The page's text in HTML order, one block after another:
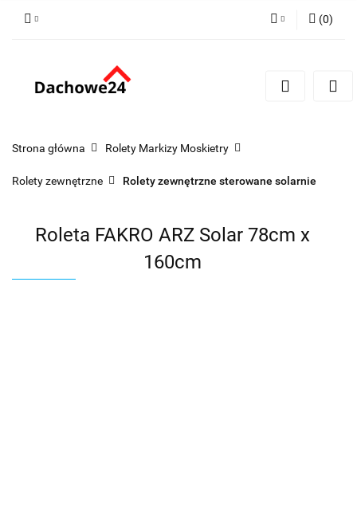
Zarejestruj się
(0)
Strona główna Rolety Markizy Moskietry
Rolety zewnętrzne Rolety zewnętrzne sterowane solarnie
Roleta FAKRO ARZ Solar 78cm x
160cm